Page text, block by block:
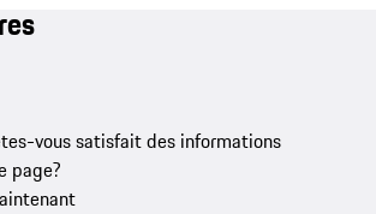
vous satisfait des informations
page?